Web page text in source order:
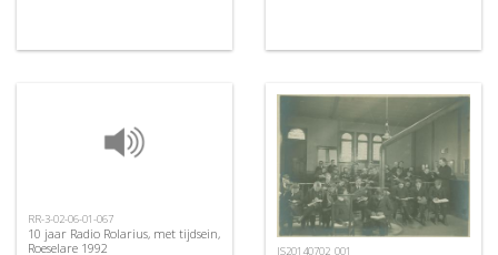
RR-3-02-06-01-067
10 jaar Radio Rolarius, met tijdsein,
Roeselare 1992
JS20140702_001